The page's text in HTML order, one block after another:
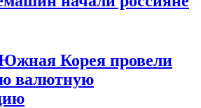
Корея провели
валютную